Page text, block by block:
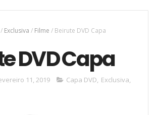
/ Exclusiva / Filme / Beirute DVD Capa
DVD Capa
11, 2019 Capa DVD, Exclusiva,